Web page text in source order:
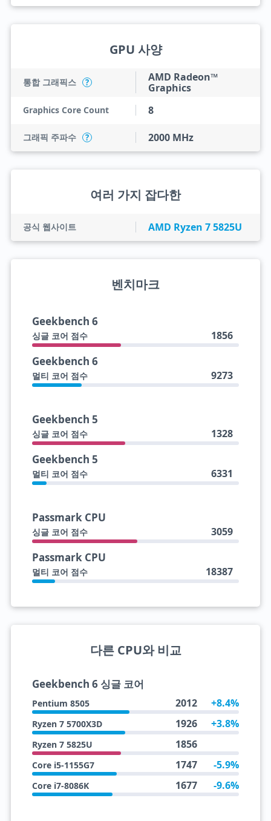
GPU 사양
통합 그래픽스 ?
AMD Radeon™
Graphics
Graphics Core Count 8
그래픽 주파수 ? 2000 MHz
여러 가지 잡다한
공식 웹사이트 AMD Ryzen 7 5825U
벤치마크
Geekbench 6
싱글 코어 점수 1856
Geekbench 6
멀티 코어 점수 9273
Geekbench 5
싱글 코어 점수 1328
Geekbench 5
멀티 코어 점수 6331
Passmark CPU
싱글 코어 점수 3059
Passmark CPU
멀티 코어 점수 18387
다른 CPU와 비교
Geekbench 6 싱글 코어
Pentium 8505 2012 +8.4%
Ryzen 7 5700X3D 1926 +3.8%
Ryzen 7 5825U 1856
Core i5-1155G7 1747 -5.9%
Core i7-8086K 1677 -9.6%